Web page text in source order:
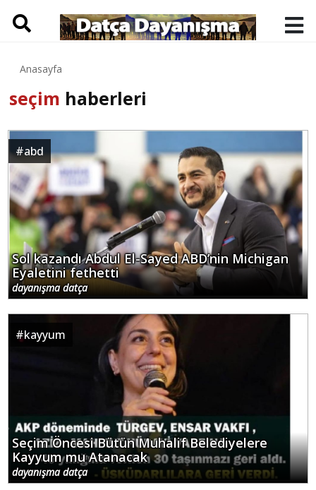
Anasayfa
seçim haberleri
#abd
Sol kazandı Abdul El-Sayed ABD’nin Michigan
Eyaletini fethetti
dayanışma datça
#kayyum
Seçim Öncesi Bütün Muhalif Belediyelere
Kayyum mu Atanacak
dayanışma datça